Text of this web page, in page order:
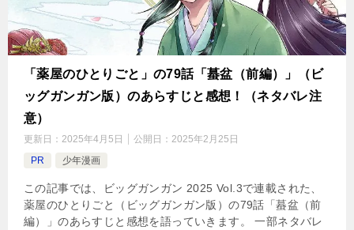
「薬屋のひとりごと」の79話「蟇盆（前編）」（ビ
ッグガンガン版）のあらすじと感想！（ネタバレ注
意）
更新日： 2025年4月5日 公開日： 2025年2月25日
PR
少年漫画
この記事では、ビッグガンガン 2025 Vol.3で連載された、
薬屋のひとりごと（ビッグガンガン版）の79話「蟇盆（前
編）」のあらすじと感想を語っていきます。 一部ネタバレ